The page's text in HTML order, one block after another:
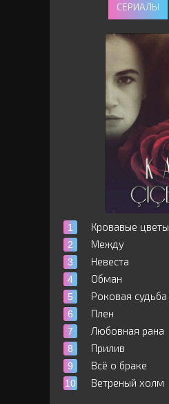
СЕРИАЛЫ
Кровавые цветы
Между
Невеста
Обман
Роковая судьба
Плен
Любовная рана
Прилив
Всё о браке
Ветреный холм